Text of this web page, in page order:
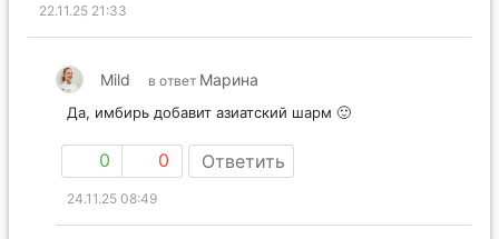
22.11.25 21:33
Mild в ответ Марина
Да, имбирь добавит азиатский шарм 🙂
0 0 Ответить
24.11.25 08:49